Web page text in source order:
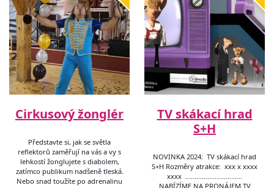
Cirkusový žonglér
Představte si, jak se světla
reflektorů zaměřují na vás a vy s
lehkostí žonglujete s diabolem,
zatímco publikum nadšeně tleská.
Nebo snad toužíte po adrenalinu
TV skákací hrad
S+H
NOVINKA 2024: TV skákací hrad
S+H Rozměry atrakce: xxx x xxxx
xxxx ...............................
NABÍZÍME NA PRONÁJEM TV